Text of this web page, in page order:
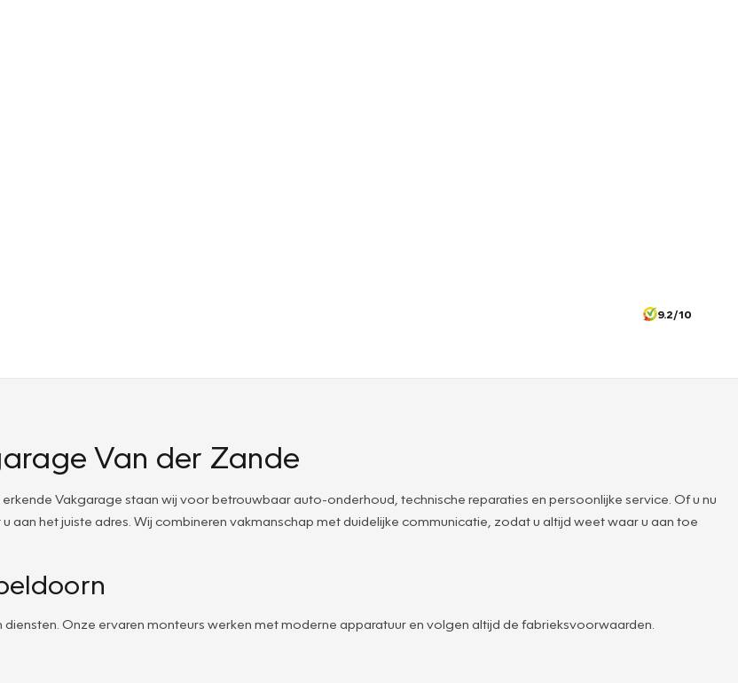
9.2/10
Van der Zande
Vakgarage staan wij voor betrouwbaar auto-onderhoud, technische reparaties en persoonlijke service. Of u nu
het juiste adres. Wij combineren vakmanschap met duidelijke communicatie, zodat u altijd weet waar u aan toe
Onze ervaren monteurs werken met moderne apparatuur en volgen altijd de fabrieksvoorwaarden.